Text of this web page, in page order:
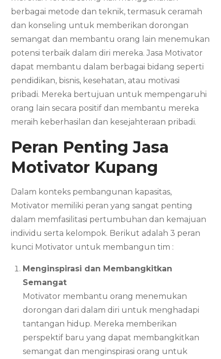
berbagai metode dan teknik, termasuk ceramah
dan konseling untuk memberikan dorongan
semangat dan membantu orang lain menemukan
potensi terbaik dalam diri mereka. Jasa Motivator
dapat membantu dalam berbagai bidang seperti
pendidikan, bisnis, kesehatan, atau motivasi
pribadi. Mereka bertujuan untuk mempengaruhi
orang lain secara positif dan membantu mereka
meraih keberhasilan dan kesejahteraan pribadi.
Peran Penting Jasa
Motivator Kupang
Dalam konteks pembangunan kapasitas,
Motivator memiliki peran yang sangat penting
dalam memfasilitasi pertumbuhan dan kemajuan
individu serta kelompok. Berikut adalah 3 peran
kunci Motivator untuk membangun tim :
Menginspirasi dan Membangkitkan
Semangat
Motivator membantu orang menemukan
dorongan dari dalam diri untuk menghadapi
tantangan hidup. Mereka memberikan
perspektif baru yang dapat membangkitkan
semangat dan menginspirasi orang untuk